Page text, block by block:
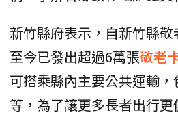
新竹縣府表示，自新竹縣敬
至今已發出超過6萬張敬老
可搭乘縣內主要公共運輸
等，為了讓更多長者出行